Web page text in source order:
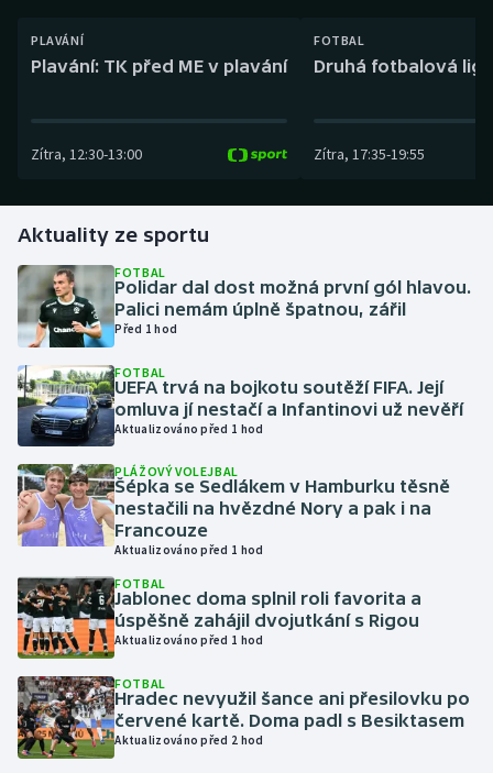
Dostihy
Futsal
Gymnastika
Házená
Jezdectví
Judo
Krasobruslení
Lezení
Lyže a snowboard
Moderní pětiboj
Motorsport
Olympijské hry
PLAVÁNÍ
Plavání: TK před ME v plavání
Zítra, 12:30-13:00
FOTBAL
Druhá fotbalová
Zítra, 17:35-19:55
Aktuality ze sportu
FOTBAL
Polidar dal dost možná první gól hlavou.
Palici nemám úplně špatnou, zářil
Před 1 hod
FOTBAL
UEFA trvá na bojkotu soutěží FIFA. Její
omluva jí nestačí a Infantinovi už nevěří
Aktualizováno před 1 hod
PLÁŽOVÝ VOLEJBAL
Šépka se Sedlákem v Hamburku těsně
nestačili na hvězdné Nory a pak i na
Francouze
Aktualizováno před 1 hod
FOTBAL
Jablonec doma splnil roli favorita a
úspěšně zahájil dvojutkání s Rigou
Aktualizováno před 1 hod
FOTBAL
Hradec nevyužil šance ani přesilovku po
červené kartě. Doma padl s Besiktasem
Aktualizováno před 2 hod